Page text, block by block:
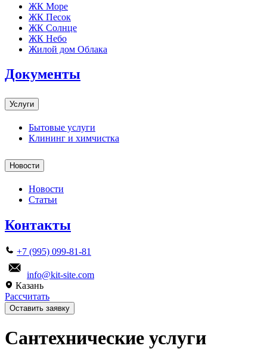
ЖК Море
ЖК Песок
ЖК Солнце
ЖК Небо
Жилой дом Облака
Документы
Услуги
Бытовые услуги
Клининг и химчистка
Новости
Новости
Статьи
Контакты
+7 (995) 099-81-81
info@kit-site.com
Казань
Рассчитать
Оставить заявку
Сантехнические услуги